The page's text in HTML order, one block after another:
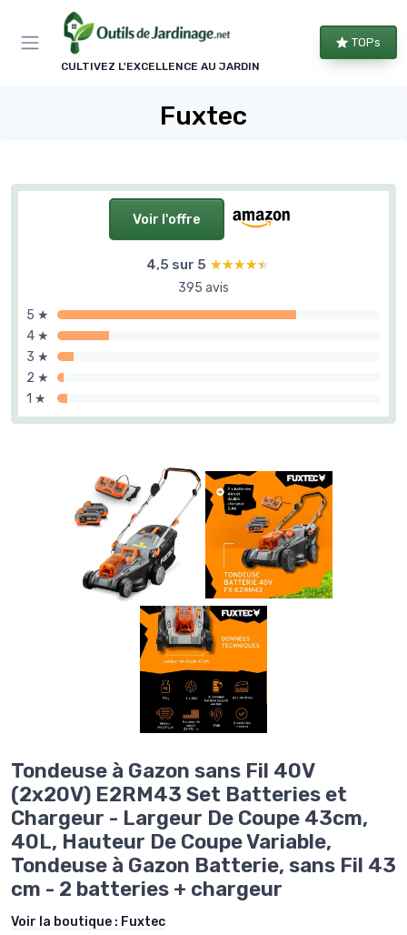
CULTIVEZ L'EXCELLENCE AU JARDIN
TOPs
Fuxtec
Voir l'offre
4,5 sur 5 ★★★★★
★★★★★
395 avis
5 ★
4 ★
3 ★
2 ★
1 ★
Tondeuse à Gazon sans Fil 40V
(2x20V) E2RM43 Set Batteries et
Chargeur - Largeur De Coupe 43cm,
40L, Hauteur De Coupe Variable,
Tondeuse à Gazon Batterie, sans Fil 43
cm - 2 batteries + chargeur
Voir la boutique : Fuxtec
Panneau de gestion des cookies